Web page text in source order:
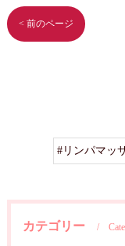
< 前のページ
#リンパマッ
カテゴリー